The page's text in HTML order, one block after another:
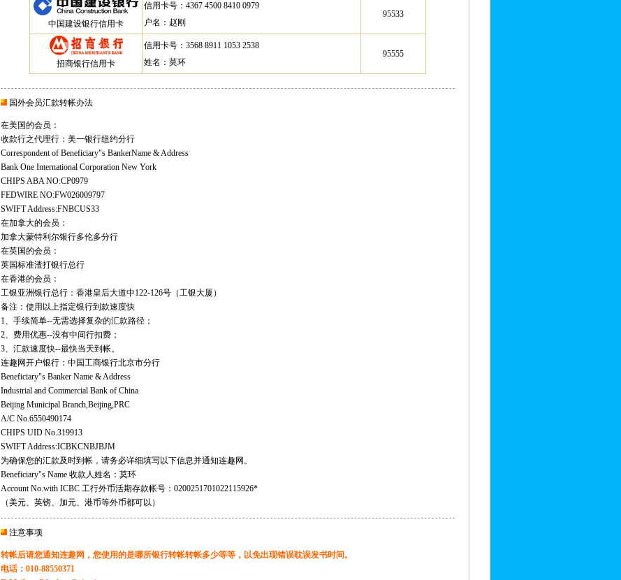
中国建设银行信用卡
信用卡号：4367 4500 8410 0979
户名：赵刚
95533
招商银行信用卡
信用卡号：3568 8911 1053 2538
姓名：莫环
95555
国外会员汇款转帐办法
在美国的会员：
收款行之代理行：美一银行纽约分行
Correspondent of Beneficiary"s BankerName & Address
Bank One International Corporation New York
CHIPS ABA NO:CP0979
FEDWIRE NO:FW026009797
SWIFT Address:FNBCUS33
在加拿大的会员：
加拿大蒙特利尔银行多伦多分行
在英国的会员：
英国标准渣打银行总行
在香港的会员：
工银亚洲银行总行：香港皇后大道中122-126号（工银大厦）
备注：使用以上指定银行到款速度快
1、手续简单--无需选择复杂的汇款路径；
2、费用优惠--没有中间行扣费；
3、汇款速度快--最快当天到帐。
连趣网开户银行：中国工商银行北京市分行
Beneficiary"s Banker Name & Address
Industrial and Commercial Bank of China
Beijing Municipal Branch,Beijing,PRC
A/C No.6550490174
CHIPS UID No.319913
SWIFT Address:ICBKCNBJBJM
为确保您的汇款及时到帐，请务必详细填写以下信息并通知连趣网。
Beneficiary"s Name 收款人姓名：莫环
Account No.with ICBC 工行外币活期存款帐号：0200251701022115926*
（美元、英镑、加元、港币等外币都可以）
注意事项
转帐后请您通知连趣网，您使用的是哪所银行转帐转帐多少等等，以免出现错误耽误发书时间。
电话：010-88550371